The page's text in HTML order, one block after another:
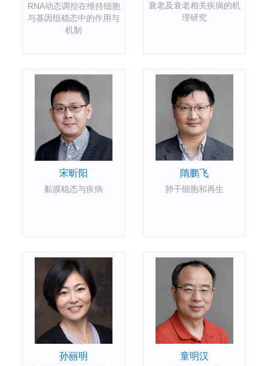
RNA动态调控在维持细胞
与基因组稳态中的作用与
机制
衰老及衰老相关疾病的机
理研究
宋昕阳
黏膜稳态与疾病
隋鹏飞
肺干细胞和再生
孙丽明 童明汉